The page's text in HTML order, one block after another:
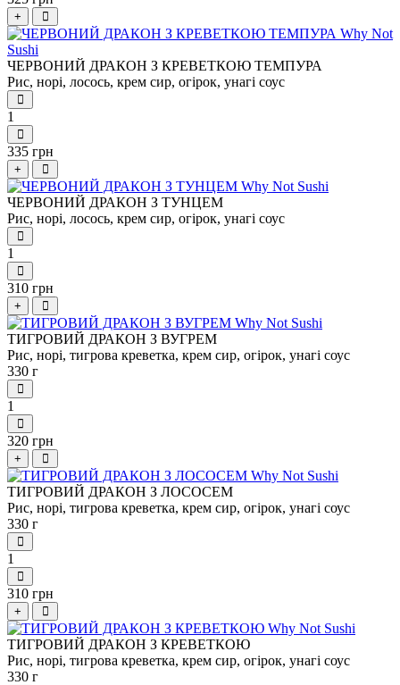
+
ЧЕРВОНИЙ ДРАКОН З КРЕВЕТКОЮ ТЕМПУРА
Рис, норі, лосось, крем сир, огірок, унагі соус
1
335 грн
+
ЧЕРВОНИЙ ДРАКОН З ТУНЦЕМ
Рис, норі, лосось, крем сир, огірок, унагі соус
1
310 грн
+
ТИГРОВИЙ ДРАКОН З ВУГРЕМ
Рис, норі, тигрова креветка, крем сир, огірок, унагі соус
330 г
1
320 грн
+
ТИГРОВИЙ ДРАКОН З ЛОСОСЕМ
Рис, норі, тигрова креветка, крем сир, огірок, унагі соус
330 г
1
310 грн
+
ТИГРОВИЙ ДРАКОН З КРЕВЕТКОЮ
Рис, норі, тигрова креветка, крем сир, огірок, унагі соус
330 г